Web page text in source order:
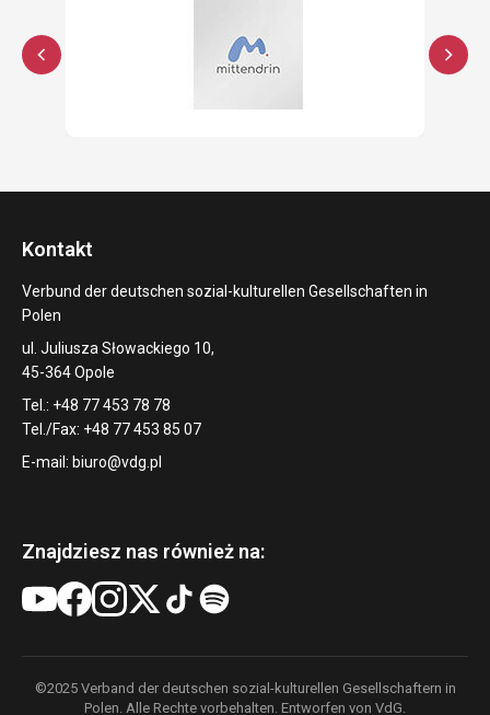
Kontakt
Verbund der deutschen sozial-kulturellen Gesellschaften in
Polen
ul. Juliusza Słowackiego 10,
45-364 Opole
Tel.: +48 77 453 78 78
Tel./Fax: +48 77 453 85 07
E-mail: biuro@vdg.pl
Znajdziesz nas również na:
©2025 Verband der deutschen sozial-kulturellen Gesellschaftern in
Polen. Alle Rechte vorbehalten. Entworfen von VdG.